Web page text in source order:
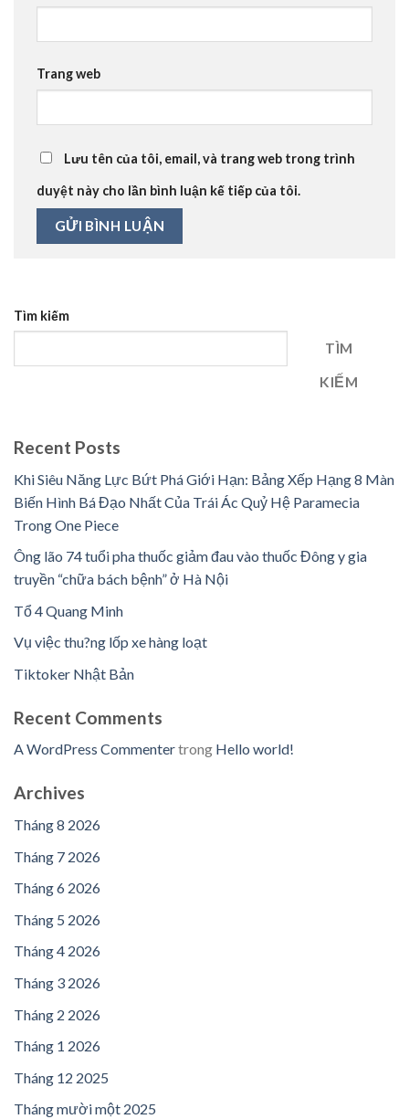
Trang web
Lưu tên của tôi, email, và trang web trong trình
duyệt này cho lần bình luận kế tiếp của tôi.
Tìm kiếm
TÌM
KIẾM
Recent Posts
Khi Siêu Năng Lực Bứt Phá Giới Hạn: Bảng Xếp Hạng 8 Màn
Biến Hình Bá Đạo Nhất Của Trái Ác Quỷ Hệ Paramecia
Trong One Piece
Ông lão 74 tuổi pha thuốc giảm đau vào thuốc Đông y gia
truyền “chữa bách bệnh” ở Hà Nội
Tổ 4 Quang Minh
Vụ việc thu?ng lốp xe hàng loạt
Tiktoker Nhật Bản
Recent Comments
A WordPress Commentertrong Hello world!
Archives
Tháng 8 2026
Tháng 7 2026
Tháng 6 2026
Tháng 5 2026
Tháng 4 2026
Tháng 3 2026
Tháng 2 2026
Tháng 1 2026
Tháng 12 2025
Tháng mười một 2025